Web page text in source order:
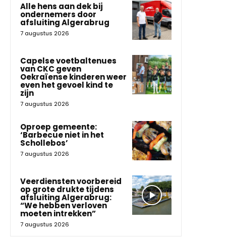
Alle hens aan dek bij
ondernemers door
afsluiting Algerabrug
7 augustus 2026
Capelse voetbaltenues
van CKC geven
Oekraïense kinderen weer
even het gevoel kind te
zijn
7 augustus 2026
Oproep gemeente:
‘Barbecue niet in het
Schollebos’
7 augustus 2026
Veerdiensten voorbereid
op grote drukte tijdens
afsluiting Algerabrug:
“We hebben verloven
moeten intrekken”
7 augustus 2026